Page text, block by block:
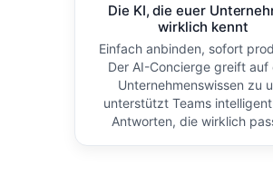
Die KI, die euer
wirklich kennt
Einfach anbinden, sofort
Der AI-Concierge greift auf
Unternehmenswissen zu
unterstützt Teams
Antworten, die wirklich